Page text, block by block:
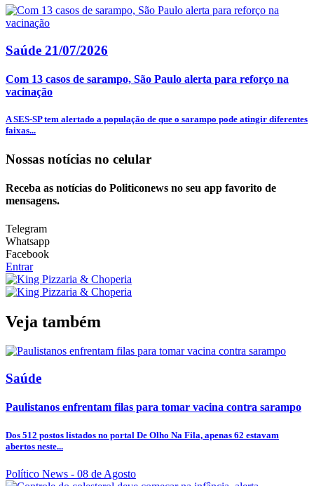
Saúde 21/07/2026
Com 13 casos de sarampo, São Paulo alerta para reforço na
vacinação
A SES-SP tem alertado a população de que o sarampo pode atingir diferentes
faixas...
Nossas notícias no celular
Receba as notícias do Politiconews no seu app favorito de
mensagens.
Telegram
Whatsapp
Facebook
Entrar
Veja também
Saúde
Paulistanos enfrentam filas para tomar vacina contra sarampo
Dos 512 postos listados no portal De Olho Na Fila, apenas 62 estavam
abertos neste...
Político News - 08 de Agosto